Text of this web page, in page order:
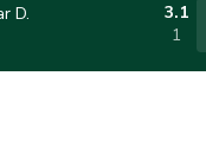
D.
3.1
1